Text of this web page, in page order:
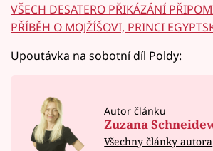
VŠECH DESATERO PŘIKÁZÁNÍ
PŘÍBĚH O MOJŽÍŠOVI, PRINCI
Upoutávka na sobotní díl Poldy:
Autor článku
Zuzana
Všechny články autora